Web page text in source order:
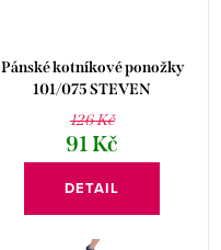
Pánské kotníkové ponožky
101/075 STEVEN
126 Kč
91 Kč
DETAIL